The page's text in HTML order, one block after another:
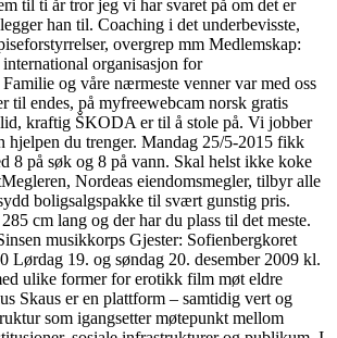
til ti år tror jeg vi har svaret på om det er
han til. Coaching i det underbevisste,
overgrep mm Medlemskap:
organisasjon for
Familie og våre nærmeste venner var med oss
til endes, på myfreewebcam norsk gratis
kraftig ŠKODA er til å stole på. Vi jobber
hjelpen du trenger. Mandag 25/5-2015 fikk
8 på søk og 8 på vann. Skal helst ikke koke
Nordeas eiendomsmegler, tilbyr alle
boligsalgspakke til svært gunstig pris.
cm lang og der har du plass til det meste.
musikkorps Gjester: Sofienbergkoret
Lørdag 19. og søndag 20. desember 2009 kl.
ulike former for erotikk film møt eldre
Skaus er en plattform – samtidig vert og
som igangsetter møtepunkt mellom